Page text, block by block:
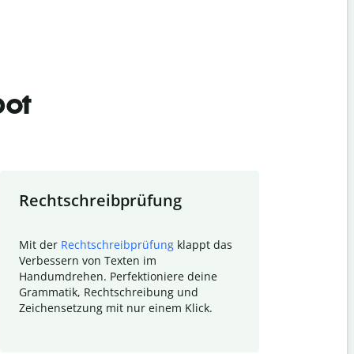
Rechtschreibprüfung
Mit der Rechtschreibprüfung klappt das
Verbessern von Texten im
Handumdrehen. Perfektioniere deine
Grammatik, Rechtschreibung und
Zeichensetzung mit nur einem Klick.